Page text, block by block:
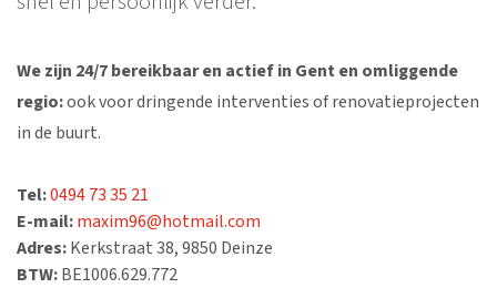
We zijn 24/7 bereikbaar en actief in Gent en omliggende
regio:ook voor dringende interventies of renovatieprojecten
in de buurt.
Tel:0494 73 35 21
E-mail:maxim96@hotmail.com
Adres:Kerkstraat 38, 9850 Deinze
BTW:BE1006.629.772